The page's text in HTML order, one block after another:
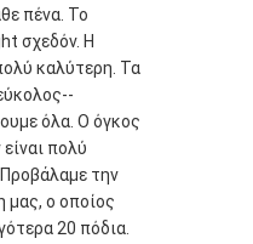
πένα. Το
σχεδόν. Η
καλύτερη. Τα
όλα. Ο όγκος
πολύ
την
μας, ο οποίος
20 πόδια.